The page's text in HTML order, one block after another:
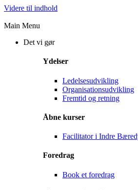
Videre til indhold
Main Menu
Det vi gør
Ydelser
Ledelsesudvikling
Organisationsudvikling
Fremtid og retning
Åbne kurser
Facilitator i Indre
Foredrag
Book et foredrag